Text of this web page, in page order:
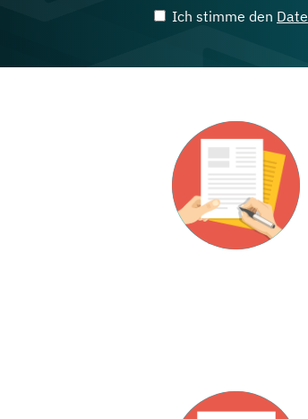
Ich stimme den